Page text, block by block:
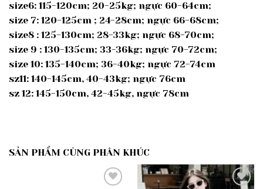
size6: 115-120cm; 20-25kg; ngực 60-64cm;
size 7: 120-125cm ; 24-28cm; ngực 66-68cm;
size8 : 125-130cm; 28-33kg; ngực 68-70cm;
size 9 : 130-135cm; 33-36kg; ngực 70-72cm;
size 10: 135-140cm; 36-40kg; ngực 72-74cm
sz11: 140-145cm, 40-43kg; ngực 76cm
sz 12: 145-150cm, 42-45kg, ngực 78cm
SẢN PHẨM CÙNG PHÂN KHÚC